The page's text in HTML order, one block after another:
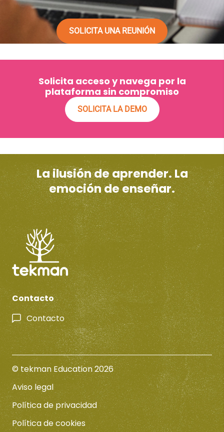
SOLICITA UNA REUNIÓN
Solicita acceso y navega por la
plataforma sin compromiso
SOLICITA LA DEMO
La ilusión de aprender. La
emoción de enseñar.
Contacto
Contacto
© tekman Education 2026
Aviso legal
Política de privacidad
Política de cookies